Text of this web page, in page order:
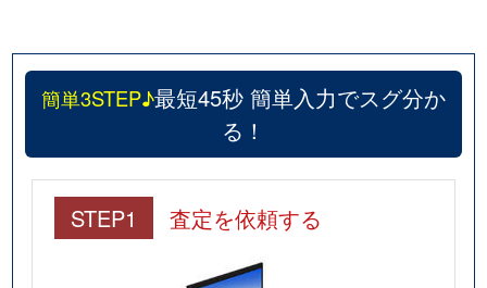
簡単3STEP♪最短45秒 簡単入力でスグ分か
る！
STEP1 査定を依頼する